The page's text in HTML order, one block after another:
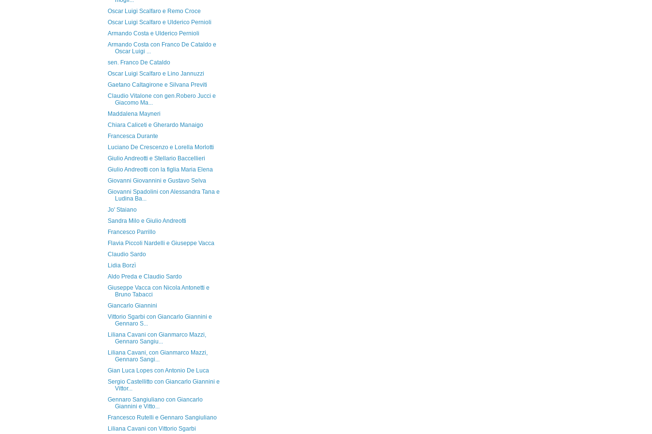
Oscar Luigi Scalfaro e Remo Croce
Oscar Luigi Scalfaro e Ulderico Pernioli
Armando Costa e Ulderico Pernioli
Armando Costa con Franco De Cataldo e
Oscar Luigi ...
sen. Franco De Cataldo
Oscar Luigi Scalfaro e Lino Jannuzzi
Gaetano Caltagirone e Silvana Previti
Claudio Vitalone con gen.Robero Jucci e
Giacomo Ma...
Maddalena Mayneri
Chiara Caliceti e Gherardo Manaigo
Francesca Durante
Luciano De Crescenzo e Lorella Morlotti
Giulio Andreotti e Stellario Baccellieri
Giulio Andreotti con la figlia Maria Elena
Giovanni Giovannini e Gustavo Selva
Giovanni Spadolini con Alessandra Tana e
Ludina Ba...
Jo' Staiano
Sandra Milo e Giulio Andreotti
Francesco Parrillo
Flavia Piccoli Nardelli e Giuseppe Vacca
Claudio Sardo
Lidia Borzì
Aldo Preda e Claudio Sardo
Giuseppe Vacca con Nicola Antonetti e
Bruno Tabacci
Giancarlo Giannini
Vittorio Sgarbi con Giancarlo Giannini e
Gennaro S...
Liliana Cavani con Gianmarco Mazzi,
Gennaro Sangiu...
Liliana Cavani, con Gianmarco Mazzi,
Gennaro Sangi...
Gian Luca Lopes con Antonio De Luca
Sergio Castellitto con Giancarlo Giannini e
Vittor...
Gennaro Sangiuliano con Giancarlo
Giannini e Vitto...
Francesco Rutelli e Gennaro Sangiuliano
Liliana Cavani con Vittorio Sgarbi